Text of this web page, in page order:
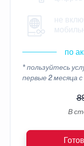
не
по
* пользуйтесь
первые 2 месяца
В